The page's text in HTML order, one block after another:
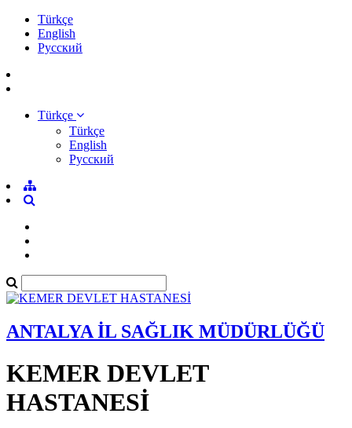
Türkçe
English
Pусский
Türkçe
Türkçe
English
Pусский
ANTALYA İL SAĞLIK MÜDÜRLÜĞÜ
KEMER DEVLET
HASTANESİ